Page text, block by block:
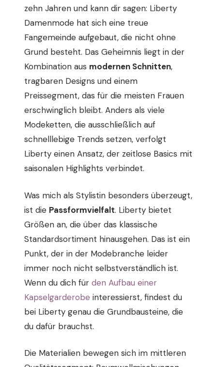
zehn Jahren und kann dir sagen: Liberty
Damenmode hat sich eine treue
Fangemeinde aufgebaut, die nicht ohne
Grund besteht. Das Geheimnis liegt in der
Kombination aus modernen Schnitten,
tragbaren Designs und einem
Preissegment, das für die meisten Frauen
erschwinglich bleibt. Anders als viele
Modeketten, die ausschließlich auf
schnelllebige Trends setzen, verfolgt
Liberty einen Ansatz, der zeitlose Basics mit
saisonalen Highlights verbindet.
Was mich als Stylistin besonders überzeugt,
ist die Passformvielfalt. Liberty bietet
Größen an, die über das klassische
Standardsortiment hinausgehen. Das ist ein
Punkt, der in der Modebranche leider
immer noch nicht selbstverständlich ist.
Wenn du dich für den Aufbau einer
Kapselgarderobe interessierst, findest du
bei Liberty genau die Grundbausteine, die
du dafür brauchst.
Die Materialien bewegen sich im mittleren